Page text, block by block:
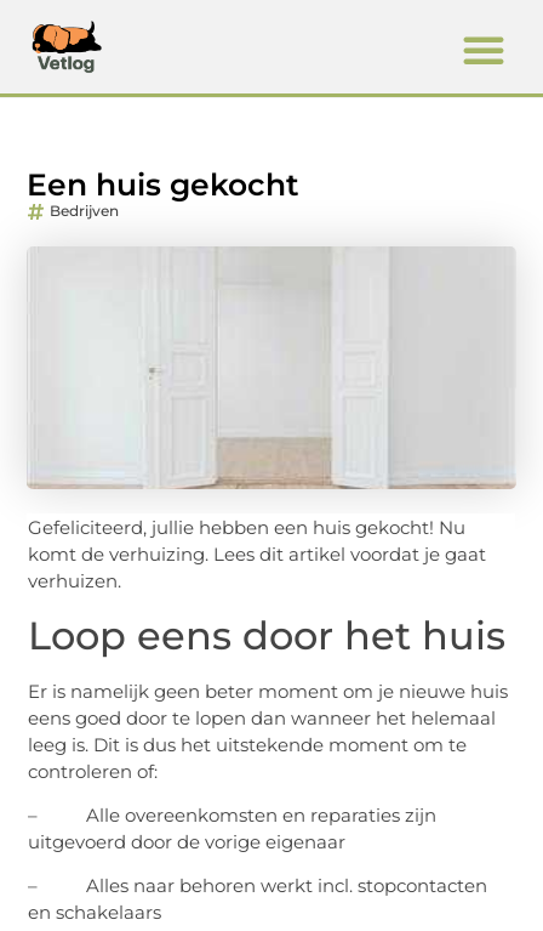
Een huis gekocht
Bedrijven
Gefeliciteerd, jullie hebben een huis gekocht! Nu
komt de verhuizing. Lees dit artikel voordat je gaat
verhuizen.
Loop eens door het huis
Er is namelijk geen beter moment om je nieuwe huis
eens goed door te lopen dan wanneer het helemaal
leeg is. Dit is dus het uitstekende moment om te
controleren of:
– Alle overeenkomsten en reparaties zijn
uitgevoerd door de vorige eigenaar
– Alles naar behoren werkt incl. stopcontacten
en schakelaars